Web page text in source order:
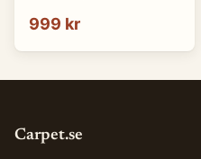
999 kr
Carpet.se